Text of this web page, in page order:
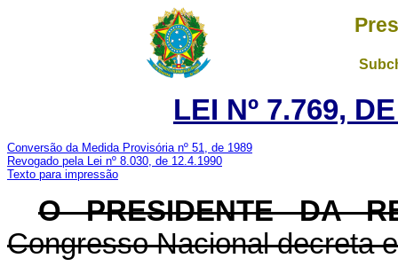
LEI Nº 7.769,
Conversão da Medida Provisória nº 51, de 1989
Revogado pela Lei nº 8.030, de 12.4.1990
Texto para impressão
O PRESIDENTE DA
Congresso Nacional decreta